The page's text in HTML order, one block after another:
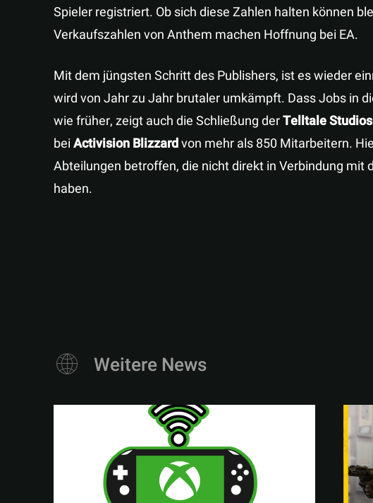
Spieler registriert. Ob sich diese Zahlen halten können
Verkaufszahlen von Anthem machen Hoffnung bei EA.
Mit dem jüngsten Schritt des Publishers, ist es wieder
wird von Jahr zu Jahr brutaler umkämpft. Dass Jobs in
wie früher, zeigt auch die Schließung derTelltale Studios
beiActivision Blizzardvon mehr als 850 Mitarbeitern.
Abteilungen betroffen, die nicht direkt in Verbindung mit
haben.
Weitere News